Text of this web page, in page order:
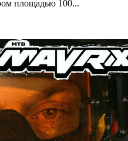
площадью 100...